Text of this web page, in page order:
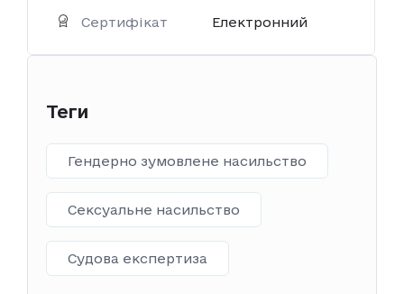
Сертифікат
Електронний
Теги
Гендерно зумовлене насильство
Сексуальне насильство
Судова експертиза